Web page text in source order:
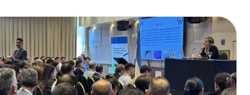
prensa